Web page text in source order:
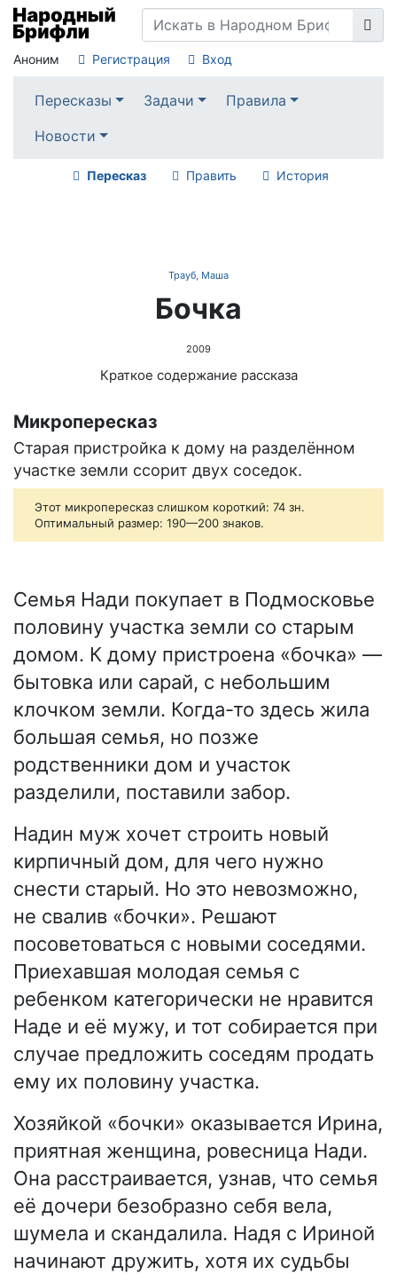
Аноним Регистрация Вход
Пересказы Задачи
Правила
Новости
Пересказ Править История
Трауб, Маша
Бочка
2009
Краткое содержание рассказа
Микропересказ
Старая пристройка к дому на разделённом
участке земли ссорит двух соседок.
Этот микропересказ слишком короткий: 74 зн.
Оптимальный размер: 190—200 знаков.
Семья Нади покупает в Подмосковье
половину участка земли со старым
домом. К дому пристроена «бочка» —
бытовка или сарай, с небольшим
клочком земли. Когда-то здесь жила
большая семья, но позже
родственники дом и участок
разделили, поставили забор.
Надин муж хочет строить новый
кирпичный дом, для чего нужно
снести старый. Но это невозможно,
не свалив «бочки». Решают
посоветоваться с новыми соседями.
Приехавшая молодая семья с
ребенком категорически не нравится
Наде и её мужу, и тот собирается при
случае предложить соседям продать
ему их половину участка.
Хозяйкой «бочки» оказывается Ирина,
приятная женщина, ровесница Нади.
Она расстраивается, узнав, что семья
её дочери безобразно себя вела,
шумела и скандалила. Надя с Ириной
начинают дружить, хотя их судьбы